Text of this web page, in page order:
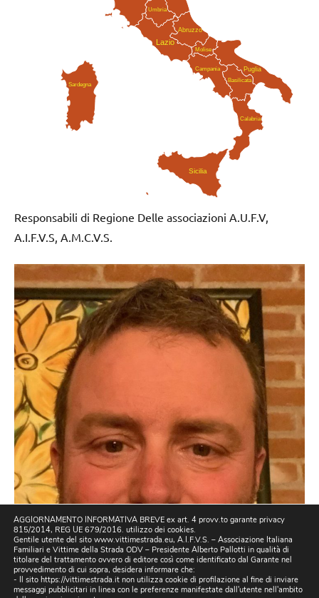
Abruzzo
Puglia
Basilicata
Calabria
Campania
Lazio
Molise
Sardegna
Sicilia
Umbria
Responsabili di Regione Delle associazioni A.U.F.V,
A.I.F.V.S, A.M.C.V.S.
AGGIORNAMENTO INFORMATIVA BREVE ex art. 4 provv.to garante privacy
815/2014, REG UE 679/2016. utilizzo dei cookies.
Gentile utente del sito www.vittimestrada.eu, A.I.F.V.S. – Associazione Italiana
Familiari e Vittime della Strada ODV – Presidente Alberto Pallotti in qualità di
titolare del trattamento ovvero di editore così come identificato dal Garante nel
provvedimento di cui sopra, desidera informare che:
- Il sito https://vittimestrada.it non utilizza cookie di profilazione al fine di inviare
messaggi pubblicitari in linea con le preferenze manifestate dall'utente nell'ambito